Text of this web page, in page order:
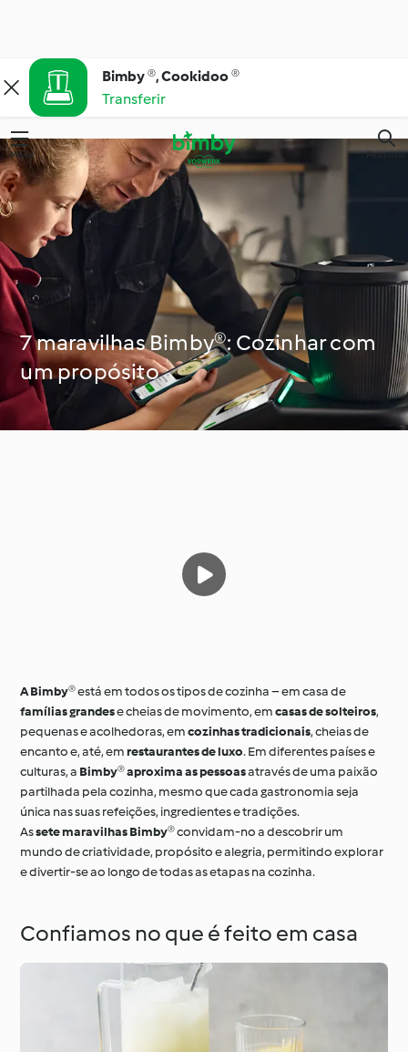
Bimby ®, Cookidoo ®
Transferir
Menu Pesquisar
7 maravilhas Bimby®: Cozinhar com
um propósito
A Bimby®está em todos os tipos de cozinha – em casa de
famílias grandese cheias de movimento, emcasas de solteiros,
pequenas e acolhedoras, emcozinhas tradicionais, cheias de
encanto e, até, emrestaurantes de luxo. Em diferentes países e
culturas, a Bimby® aproxima as pessoasatravés de uma paixão
partilhada pela cozinha, mesmo que cada gastronomia seja
única nas suas refeições, ingredientes e tradições.
Assete maravilhas Bimby®convidam-no a descobrir um
mundo de criatividade, propósito e alegria, permitindo explorar
e divertir-se ao longo de todas as etapas na cozinha.
Confiamos no que é feito em casa